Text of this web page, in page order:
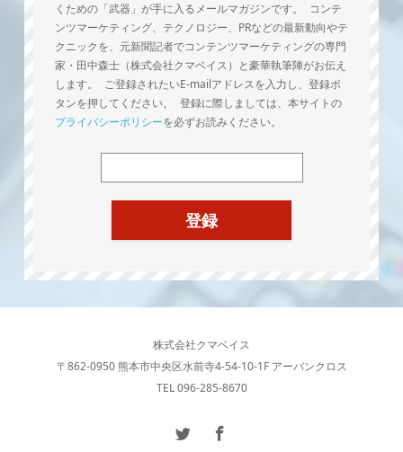
くための「武器」が手に入るメールマガジンです。 コンテ
ンツマーケティング、テクノロジー、PRなどの最新動向やテ
クニックを、元新聞記者でコンテンツマーケティングの専門
家・田中森士（株式会社クマベイス）と豪華執筆陣がお伝え
します。 ご登録されたいE-mailアドレスを入力し、登録ボ
タンを押してください。 登録に際しましては、本サイトの
プライバシーポリシーを必ずお読みください。
株式会社クマベイス
〒862-0950 熊本市中央区水前寺4-54-10-1F アーバンクロス
TEL 096-285-8670